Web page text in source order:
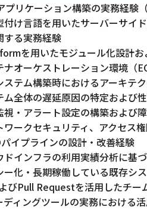
プリケーション構築の実務経験（
付け言語を用いたサーバーサイ
する実務経験
を用いたモジュール化設計
ナオーケストレーション環境（
ステム構築時におけるアーキテ
ム全体の遅延原因の特定および
視・アラート設定の構築および
ワークセキュリティ、アクセス
パイプラインの設計・改善経験
ドインフラの利用実績分析に基
ー化・長期稼働している既存シ
びPull Requestを活用したチー
ディングツールの実務における